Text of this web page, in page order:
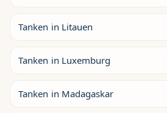
Tanken in Litauen
Tanken in Luxemburg
Tanken in Madagaskar